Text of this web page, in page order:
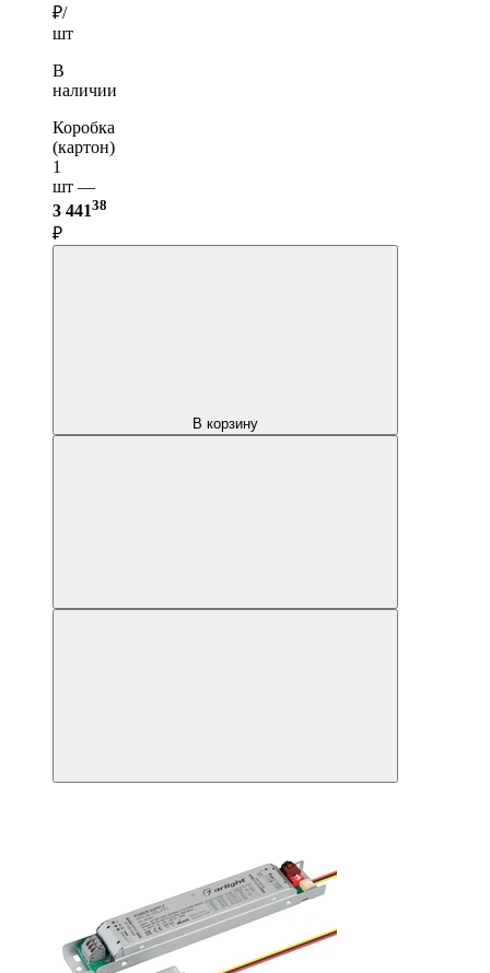
₽/
шт
В
наличии
Коробка
(картон)
1
шт —
3 44138
₽
В корзину